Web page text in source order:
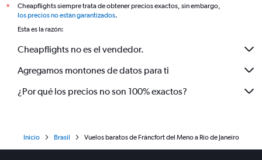
*
Cheapflights siempre trata de obtener precios exactos, sin embargo,
los precios no están garantizados.
Esta es la razón:
Cheapflights no es el vendedor.
Agregamos montones de datos para ti
¿Por qué los precios no son 100% exactos?
Inicio Brasil Vuelos baratos de Fráncfort del Meno a Río de Janeiro